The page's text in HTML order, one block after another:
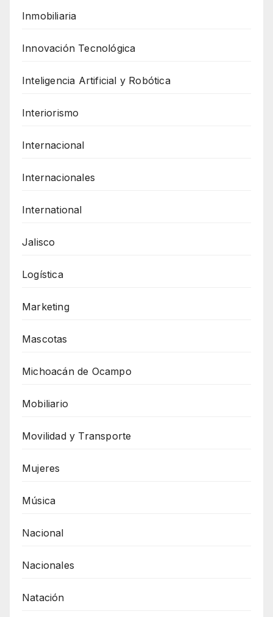
Inmobiliaria
Innovación Tecnológica
Inteligencia Artificial y Robótica
Interiorismo
Internacional
Internacionales
International
Jalisco
Logística
Marketing
Mascotas
Michoacán de Ocampo
Mobiliario
Movilidad y Transporte
Mujeres
Música
Nacional
Nacionales
Natación